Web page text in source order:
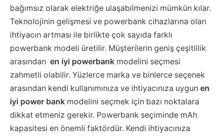
bağımsız olarak elektriğe ulaşabilmenizi mümkün kılar.
Teknolojinin gelişmesi ve powerbank cihazlarına olan
ihtiyacın artması ile birlikte çok sayıda farklı
powerbank modeli üretilir. Müşterilerin geniş çeşitlilik
arasından en iyi powerbank modelini seçmesi
zahmetli olabilir. Yüzlerce marka ve binlerce seçenek
arasından kendi kullanımınıza ve ihtiyacınıza uygun en
iyi power bank modelini seçmek için bazı noktalara
dikkat etmeniz gerekir. Powerbank seçiminde mAh
kapasitesi en önemli faktördür. Kendi ihtiyacınıza